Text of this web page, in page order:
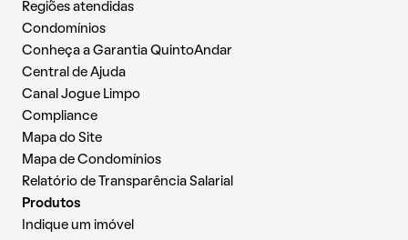
Regiões atendidas
Condomínios
Conheça a Garantia QuintoAndar
Central de Ajuda
Canal Jogue Limpo
Compliance
Mapa do Site
Mapa de Condomínios
Relatório de Transparência Salarial
Produtos
Indique um imóvel